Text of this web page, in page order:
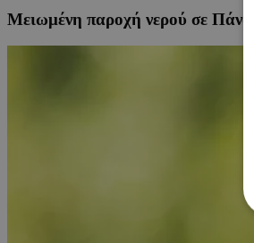
Μειωμένη παροχή νερού σε